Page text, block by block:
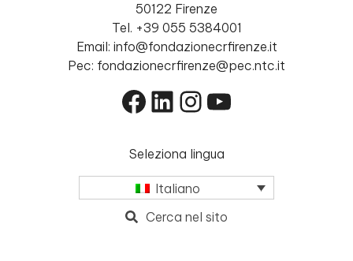
50122 Firenze
Tel. +39 055 5384001
Email: info@fondazionecrfirenze.it
Pec: fondazionecrfirenze@pec.ntc.it
Facebook
LinkedIn
Instagram
YouTube
Seleziona lingua
Italiano
Cerca nel sito